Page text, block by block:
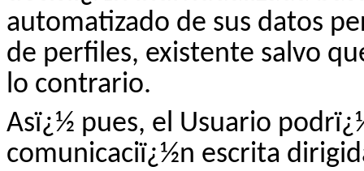
automatizado de sus datos
de perfiles, existente salvo
lo contrario.
Asï¿½ pues, el Usuario
comunicaciï¿½n escrita